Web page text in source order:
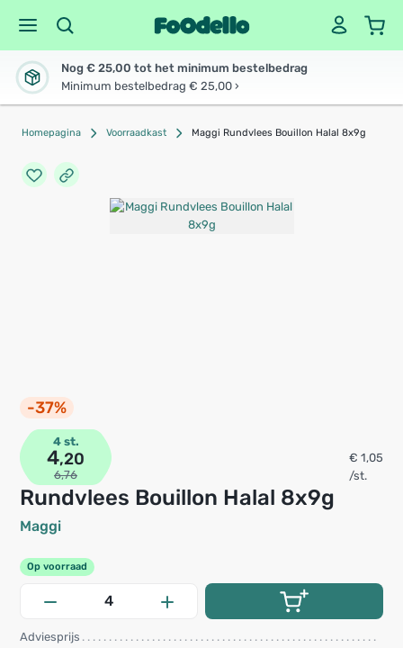
Nog € 25,00 tot het minimum bestelbedrag
Minimum bestelbedrag € 25,00 ›
Homepagina Voorraadkast Maggi Rundvlees Bouillon Halal 8x9g
-37%
Rundvlees Bouillon Halal 8x9g
Maggi
4 st.
4,20
6,76
€ 1,05
/st.
Op voorraad
Adviesprijs